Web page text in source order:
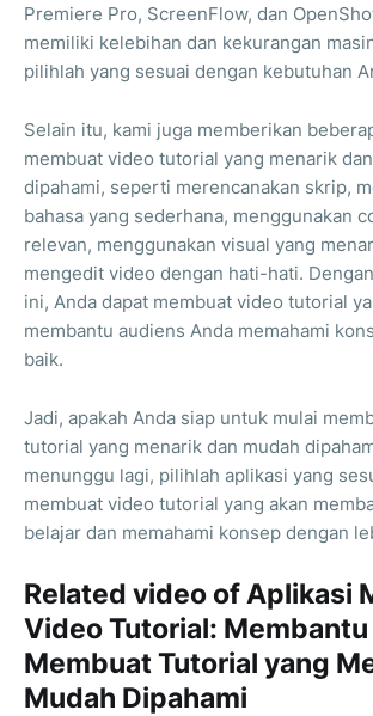
Premiere Pro, ScreenFlow, dan
memiliki kelebihan dan kekurangan
pilihlah yang sesuai dengan kebutuhan
Selain itu, kami juga memberikan
membuat video tutorial yang menarik
dipahami, seperti merencanakan skrip,
bahasa yang sederhana, menggunakan
relevan, menggunakan visual yang
mengedit video dengan hati-hati.
ini, Anda dapat membuat video tutorial
membantu audiens Anda memahami
baik.
Jadi, apakah Anda siap untuk mulai
tutorial yang menarik dan mudah
menunggu lagi, pilihlah aplikasi yang
membuat video tutorial yang akan
belajar dan memahami konsep dengan
Related video of Aplikasi
Video Tutorial:
Membuat Tutorial yang
Mudah Dipahami